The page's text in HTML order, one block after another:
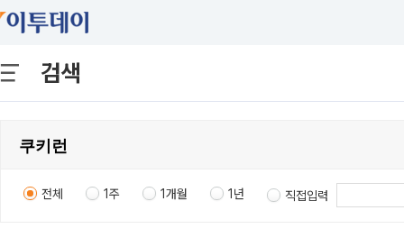
검색
전체 1주 1개월 1년 직접입력